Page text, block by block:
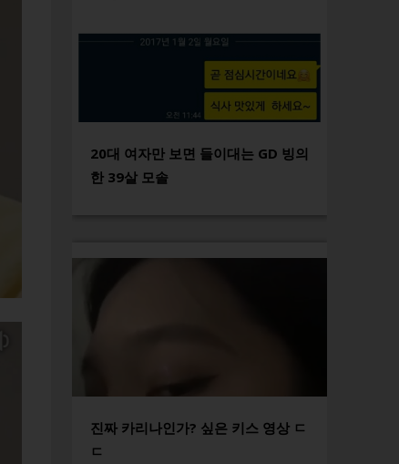
20대 여자만 보면 들이대는 GD 빙의
한 39살 모솔
진짜 카리나인가? 싶은 키스 영상 ㄷ
ㄷ